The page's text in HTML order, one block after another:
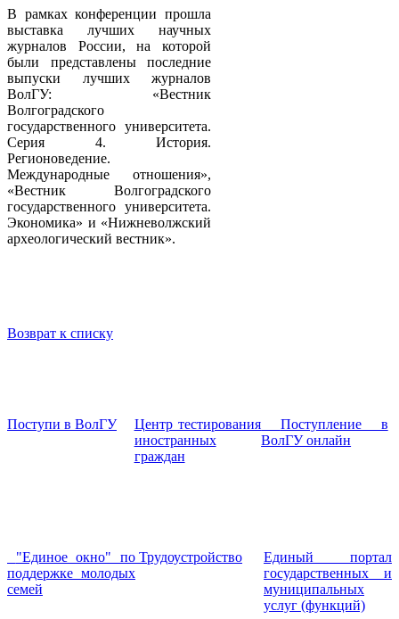
В рамках конференции прошла
выставка лучших научных
журналов России, на которой
были представлены последние
выпуски лучших журналов
ВолГУ: «Вестник
Волгоградского
государственного университета.
Серия 4. История.
Регионоведение.
Международные отношения»,
«Вестник Волгоградского
государственного университета.
Экономика» и «Нижневолжский
археологический вестник».
Возврат к списку
Поступи в ВолГУ
Центр тестирования
иностранных
граждан
Поступление в
ВолГУ онлайн
"Единое окно" по
поддержке молодых
семей
Трудоустройство
Единый портал
государственных и
муниципальных
услуг (функций)